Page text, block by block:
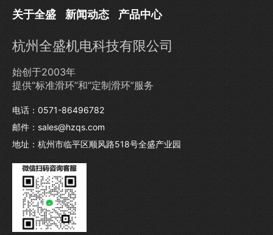
关于全盛 新闻动态 产品中心
杭州全盛机电科技有限公司
始创于2003年
提供“标准滑环”和“定制滑环”服务
电话：0571-86496782
邮件：sales@hzqs.com
地址：杭州市临平区顺风路518号全盛产业园